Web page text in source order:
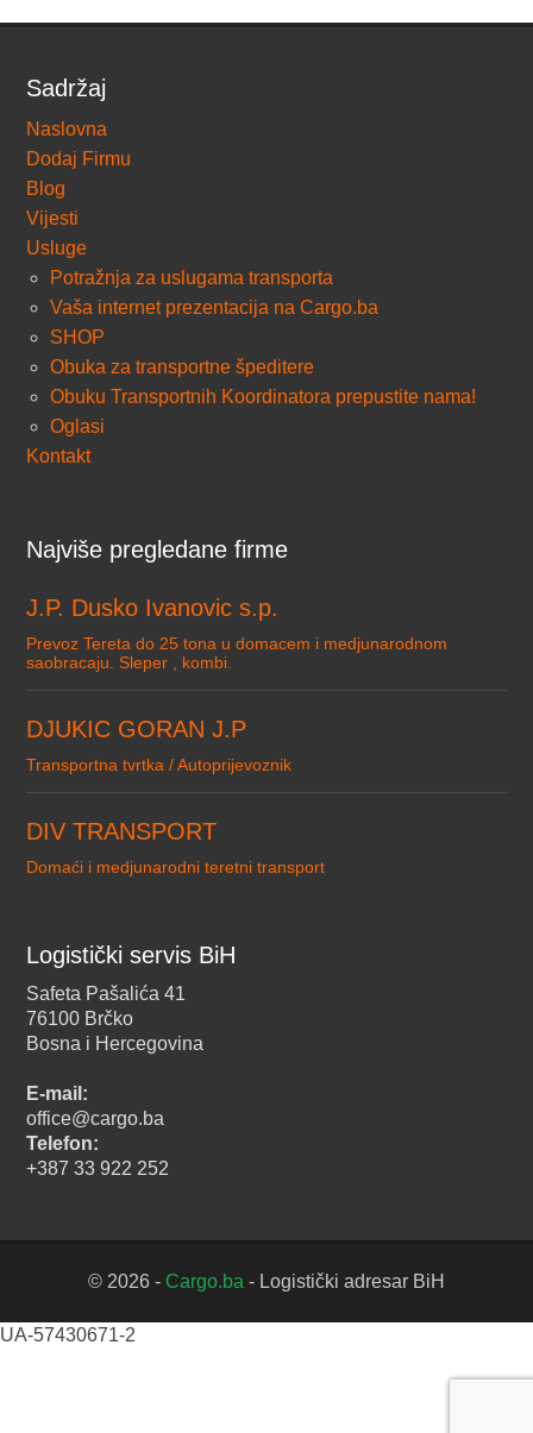
Sadržaj
Naslovna
Dodaj Firmu
Blog
Vijesti
Usluge
Potražnja za uslugama transporta
Vaša internet prezentacija na Cargo.ba
SHOP
Obuka za transportne špeditere
Obuku Transportnih Koordinatora prepustite nama!
Oglasi
Kontakt
Najviše pregledane firme
J.P. Dusko Ivanovic s.p.
Prevoz Tereta do 25 tona u domacem i medjunarodnom
saobracaju. Sleper , kombi.
DJUKIC GORAN J.P
Transportna tvrtka / Autoprijevoznik
DIV TRANSPORT
Domaći i medjunarodni teretni transport
Logistički servis BiH
Safeta Pašalića 41
76100 Brčko
Bosna i Hercegovina
E-mail:
office@cargo.ba
Telefon:
+387 33 922 252
© 2026 - Cargo.ba - Logistički adresar BiH
UA-57430671-2